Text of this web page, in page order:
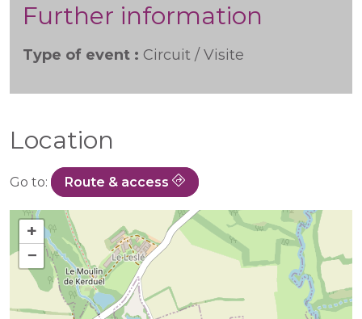
Further information
Type of event : Circuit / Visite
Location
Go to: Route & access
+
−